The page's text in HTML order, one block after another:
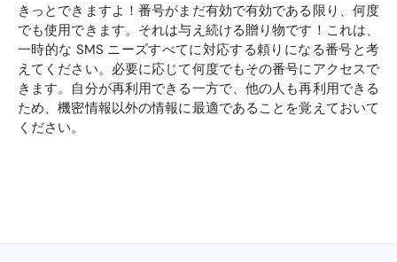
きっとできますよ！番号がまだ有効で有効である限り、何度
でも使用できます。それは与え続ける贈り物です！これは、
一時的な SMS ニーズすべてに対応する頼りになる番号と考
えてください。必要に応じて何度でもその番号にアクセスで
きます。自分が再利用できる一方で、他の人も再利用できる
ため、機密情報以外の情報に最適であることを覚えておいて
ください。